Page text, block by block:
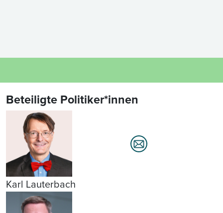
Beteiligte Politiker*innen
Karl Lauterbach